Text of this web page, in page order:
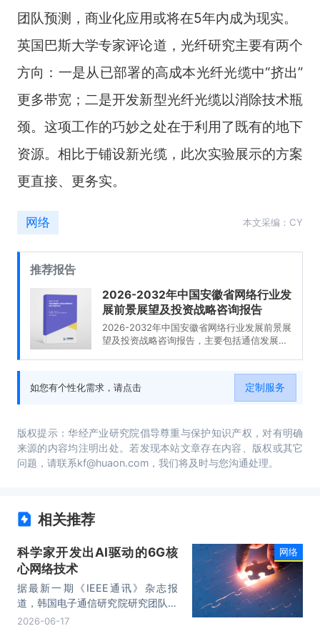
团队预测，商业化应用或将在5年内成为现实。
英国巴斯大学专家评论道，光纤研究主要有两个
方向：一是从已部署的高成本光纤光缆中“挤出”
更多带宽；二是开发新型光纤光缆以消除技术瓶
颈。这项工作的巧妙之处在于利用了既有的地下
资源。相比于铺设新光缆，此次实验展示的方案
更直接、更务实。
网络 本文采编：CY
推荐报告
2026-2032年中国安徽省网络行业发
展前景展望及投资战略咨询报告
2026-2032年中国安徽省网络行业发展前景展
望及投资战略咨询报告，主要包括通信发展分
如您有个性化需求，请点击
定制服务
版权提示：华经产业研究院倡导尊重与保护知识产权，对有明确
来源的内容均注明出处。若发现本站文章存在内容、版权或其它
问题，请联系kf@huaon.com，我们将及时与您沟通处理。
相关推荐
科学家开发出AI驱动的6G核
心网络技术
据最新一期《IEEE通讯》杂志报
道，韩国电子通信研究院研究团队开
发出一种由人工智能（AI）驱动的
2026-06-17
网络